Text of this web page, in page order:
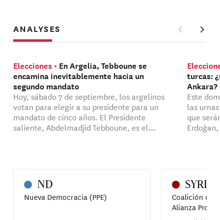
ANALYSES
Elecciones En Argelia, Tebboune se
encamina inevitablemente hacia un
segundo mandato
Hoy, sábado 7 de septiembre, los argelinos
votan para elegir a su presidente para un
mandato de cinco años. El Presidente
saliente, Abdelmadjid Tebboune, es el
mandato y haber cerrado en gran medida
la campaña. Hoy, sábado 7 de septiembre,
los argelinos votan para elegir a su
presidente para un mandato de cinco años.
turcas:
Ankara?
Este
las
que
Este
las
que
ND
Nueva Democracia (PPE)
Coalición de
Alianza